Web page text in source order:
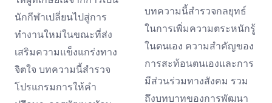
นักกีฬาเปลี่ยนไปสู่การ
ทำงานใหม่ในขณะที่ส่ง
เสริมความแข็งแกร่งทาง
จิตใจ บทความนี้สำรวจ
โปรแกรมการให้คำ
บทความนี้สำรวจกลยุทธ์
ในการเพิ่มความตระหนักรู้
ในตนเอง ความสำคัญของ
การสะท้อนตนเองและการ
มีส่วนร่วมทางสังคม รวม
ถึงบทบาทของการพัฒนา